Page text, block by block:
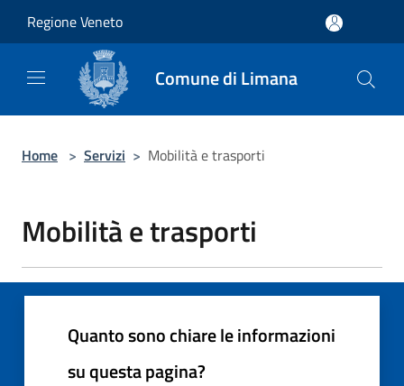
Regione Veneto
Comune di Limana
Home > Servizi > Mobilità e trasporti
Mobilità e trasporti
Quanto sono chiare le informazioni
su questa pagina?